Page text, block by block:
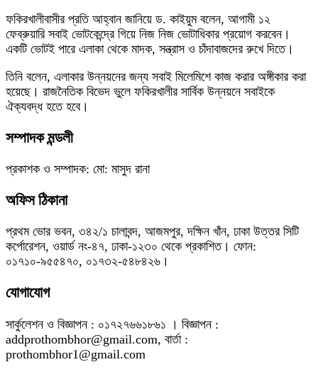
ফকিরখালীবাসীর প্রতি আহ্বান জানিয়ে ড. কাইয়ুম বলেন, আগামী ১২
ফেব্রুয়ারি সবাই ভোটকেন্দ্রে গিয়ে নিজ নিজ ভোটাধিকার প্রয়োগ করবেন।
একটি ভোটই পারে এলাকা থেকে মাদক, সন্ত্রাস ও চাঁদাবাজদের রুখে দিতে।
তিনি বলেন, এলাকার উন্নয়নের জন্য সবাই মিলেমিশে কাজ করার অঙ্গীকার করা
হয়েছে। রাজনৈতিক বিভেদ ভুলে ফকিরখালীর সার্বিক উন্নয়নে সবাইকে
ঐক্যবদ্ধ হতে হবে।
সম্পাদক মন্ডলী
প্রকাশক ও সম্পাদক: মো: মাসুদ রানা
অফিস ঠিকানা
প্রথম ভোর ভবন, ৩৪২/১ চালাবন্দ, আজমপুর, দক্ষিন খাঁন, ঢাকা উত্তর সিটি
কর্পোরেশন, ওয়ার্ড নং-৪৭, ঢাকা-১২৩০ থেকে প্রকাশিত। ফোন:
০১৭১০-৯৫৫৪৭০, ০১৭৩২-৫৪৮৪২৬।
যোগাযোগ
সার্কুলেশন ও বিজ্ঞাপন : ০১৭২৭৬৬১৮৬১ । বিজ্ঞাপন :
addprothombhor@gmail.com, বার্তা :
prothombhor1@gmail.com